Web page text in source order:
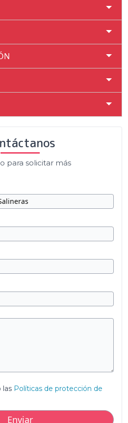
para solicitar más
las Políticas de protección de